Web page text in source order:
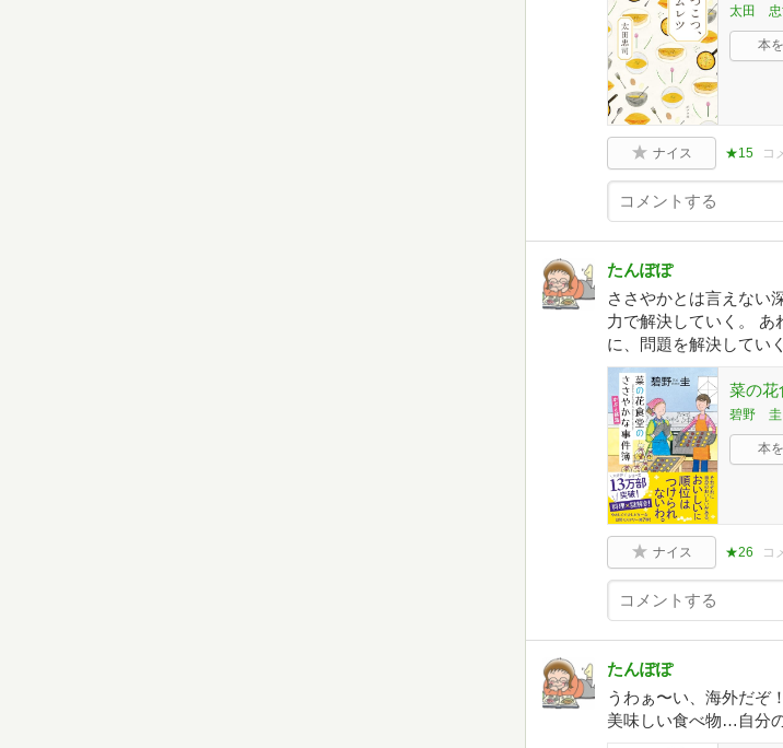
太田 忠
本
ナイス ★15 コ
たんぽぽ
ささやかとは言えない
力で解決していく。
に、問題を解決してい
菜の
碧野 圭
本
ナイス ★26 コ
たんぽぽ
うわぁ〜い、海外だぞ
美味しい食べ物…自分